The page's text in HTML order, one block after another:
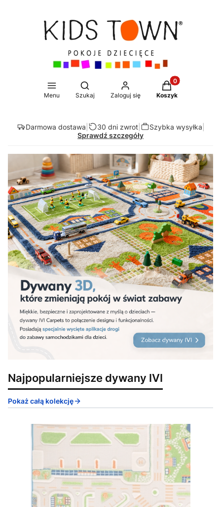
Menu
Otwórz wyszukiwarkę
Szukaj Zaloguj się
Produkty w
Koszyk
Darmowa dostawa 30 dni zwrot| Szybka wysyłka
Sprawdź szczegóły
Najpopularniejsze dywany IVI
Pokaż całą kolekcję